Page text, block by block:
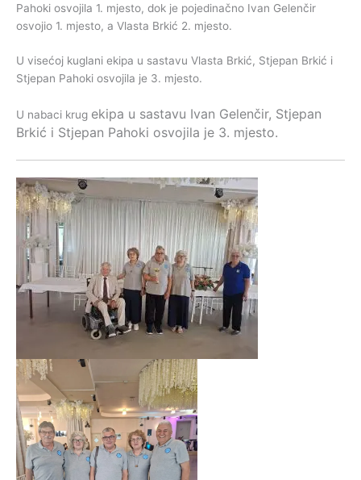
Pahoki osvojila 1. mjesto, dok je pojedinačno Ivan Gelenčir
osvojio 1. mjesto, a Vlasta Brkić 2. mjesto.
U visećoj kuglani ekipa u sastavu Vlasta Brkić, Stjepan Brkić i
Stjepan Pahoki osvojila je 3. mjesto.
U nabaci krug ekipa u sastavu Ivan Gelenčir, Stjepan
Brkić i Stjepan Pahoki osvojila je 3. mjesto.